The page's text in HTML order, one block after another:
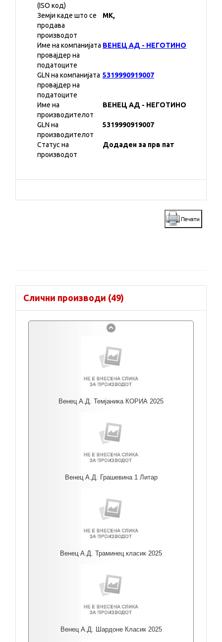
(ISO код)
Земји каде што се
продава
производот
MK,
Име на компанијата
провајдер на
податоците
ВЕНЕЦ АД - НЕГОТИНО
GLN на компанијата
провајдер на
податоците
5319990919007
Име на
производителот
ВЕНЕЦ АД - НЕГОТИНО
GLN на
производителот
5319990919007
Статус на
производот
Додаден за прв пат
Слични производи (49)
Венец А.Д. Темјаника КОРИА 2025
Венец А.Д. Грашевина 1 Литар
Венец А.Д. Траминец класик 2025
Венец А.Д. Шардоне Класик 2025